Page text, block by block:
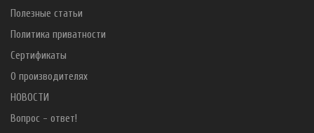
Полезные статьи
Политика приватности
Сертификаты
О производителях
НОВОСТИ
Вопрос - ответ!